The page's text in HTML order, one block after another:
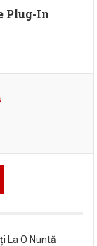
Plug-In
La O Nuntă